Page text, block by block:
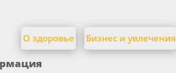
О здоровье Бизнес и увлечения